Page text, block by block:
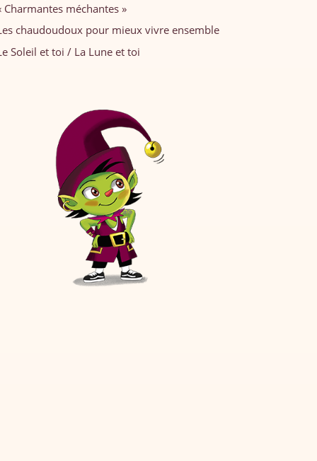
Charmantes méchantes »
chaudoudoux pour mieux vivre ensemble
Soleil et toi / La Lune et toi